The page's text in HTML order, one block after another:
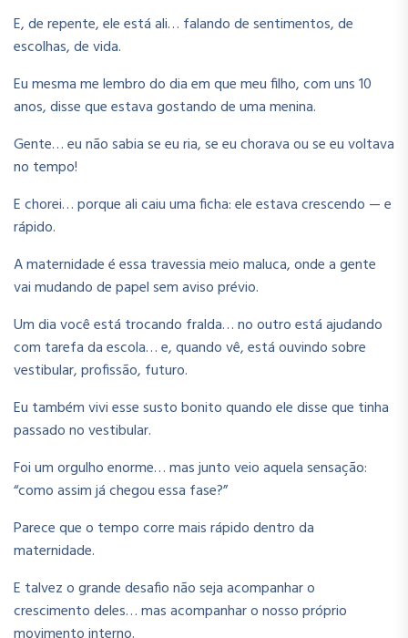
E, de repente, ele está ali… falando de sentimentos, de
escolhas, de vida.
Eu mesma me lembro do dia em que meu filho, com uns 10
anos, disse que estava gostando de uma menina.
Gente… eu não sabia se eu ria, se eu chorava ou se eu voltava
no tempo!
E chorei… porque ali caiu uma ficha: ele estava crescendo — e
rápido.
A maternidade é essa travessia meio maluca, onde a gente
vai mudando de papel sem aviso prévio.
Um dia você está trocando fralda… no outro está ajudando
com tarefa da escola… e, quando vê, está ouvindo sobre
vestibular, profissão, futuro.
Eu também vivi esse susto bonito quando ele disse que tinha
passado no vestibular.
Foi um orgulho enorme… mas junto veio aquela sensação:
“como assim já chegou essa fase?”
Parece que o tempo corre mais rápido dentro da
maternidade.
E talvez o grande desafio não seja acompanhar o
crescimento deles… mas acompanhar o nosso próprio